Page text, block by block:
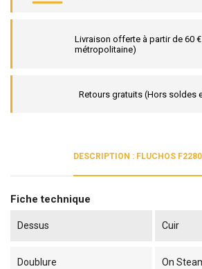
Livraison offerte à partir de 60 €
métropolitaine)
Retours gratuits (Hors soldes
DESCRIPTION : FLUCHOS
Fiche technique
Dessus Cuir
Doublure
On